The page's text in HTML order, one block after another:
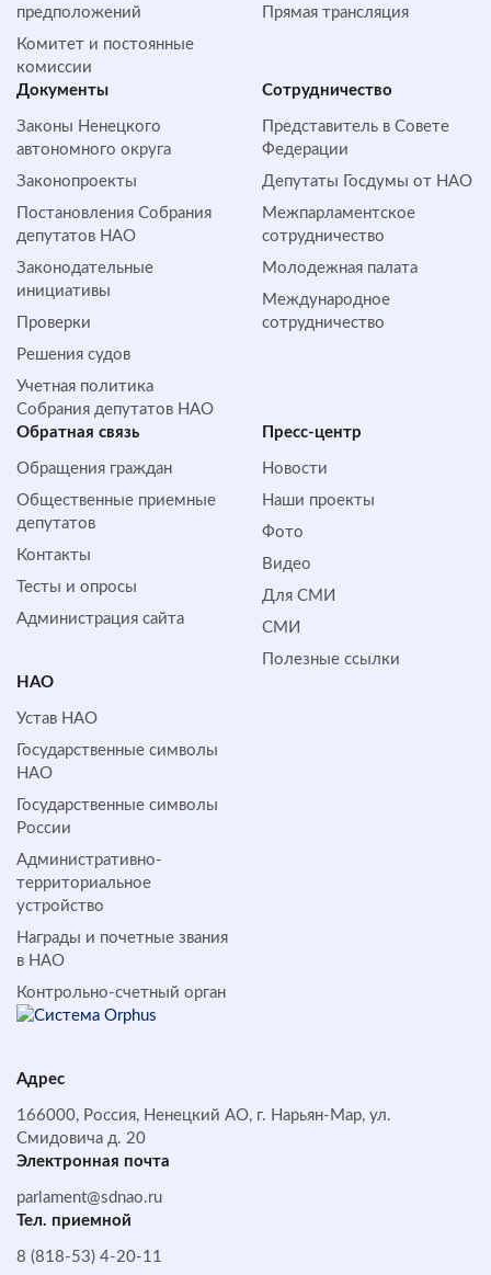
предположений
Комитет и постоянные
комиссии
Прямая трансляция
Документы
Законы Ненецкого
автономного округа
Законопроекты
Постановления Собрания
депутатов НАО
Законодательные
инициативы
Проверки
Решения судов
Учетная политика
Собрания депутатов НАО
Сотрудничество
Представитель в Совете
Федерации
Депутаты Госдумы от НАО
Межпарламентское
сотрудничество
Молодежная палата
Международное
сотрудничество
Обратная cвязь
Обращения граждан
Общественные приемные
депутатов
Контакты
Тесты и опросы
Администрация сайта
Пресс-центр
Новости
Наши проекты
Фото
Видео
Для СМИ
СМИ
Полезные ссылки
НАО
Устав НАО
Государственные символы
НАО
Государственные символы
России
Административно-
территориальное
устройство
Награды и почетные звания
в НАО
Контрольно-счетный орган
Адрес
166000, Россия, Ненецкий АО, г. Нарьян-Мар, ул.
Смидовича д. 20
Электронная почта
parlament@sdnao.ru
Тел. приемной
8 (818-53) 4-20-11